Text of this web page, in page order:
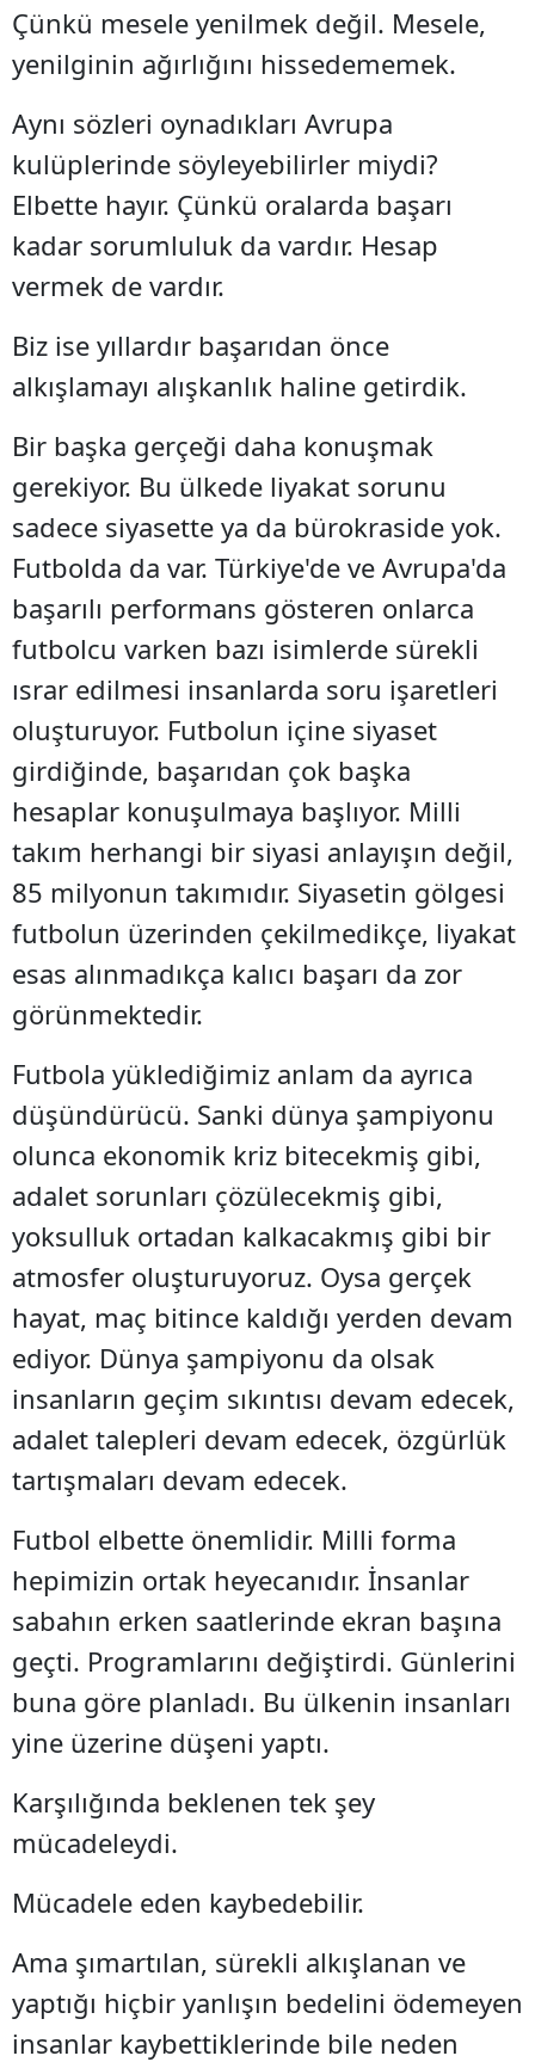
Çünkü mesele yenilmek değil. Mesele,
yenilginin ağırlığını hissedememek.
Aynı sözleri oynadıkları Avrupa
kulüplerinde söyleyebilirler miydi?
Elbette hayır. Çünkü oralarda başarı
kadar sorumluluk da vardır. Hesap
vermek de vardır.
Biz ise yıllardır başarıdan önce
alkışlamayı alışkanlık haline getirdik.
Bir başka gerçeği daha konuşmak
gerekiyor. Bu ülkede liyakat sorunu
sadece siyasette ya da bürokraside yok.
Futbolda da var. Türkiye'de ve Avrupa'da
başarılı performans gösteren onlarca
futbolcu varken bazı isimlerde sürekli
ısrar edilmesi insanlarda soru işaretleri
oluşturuyor. Futbolun içine siyaset
girdiğinde, başarıdan çok başka
hesaplar konuşulmaya başlıyor. Milli
takım herhangi bir siyasi anlayışın değil,
85 milyonun takımıdır. Siyasetin gölgesi
futbolun üzerinden çekilmedikçe, liyakat
esas alınmadıkça kalıcı başarı da zor
görünmektedir.
Futbola yüklediğimiz anlam da ayrıca
düşündürücü. Sanki dünya şampiyonu
olunca ekonomik kriz bitecekmiş gibi,
adalet sorunları çözülecekmiş gibi,
yoksulluk ortadan kalkacakmış gibi bir
atmosfer oluşturuyoruz. Oysa gerçek
hayat, maç bitince kaldığı yerden devam
ediyor. Dünya şampiyonu da olsak
insanların geçim sıkıntısı devam edecek,
adalet talepleri devam edecek, özgürlük
tartışmaları devam edecek.
Futbol elbette önemlidir. Milli forma
hepimizin ortak heyecanıdır. İnsanlar
sabahın erken saatlerinde ekran başına
geçti. Programlarını değiştirdi. Günlerini
buna göre planladı. Bu ülkenin insanları
yine üzerine düşeni yaptı.
Karşılığında beklenen tek şey
mücadeleydi.
Mücadele eden kaybedebilir.
Ama şımartılan, sürekli alkışlanan ve
yaptığı hiçbir yanlışın bedelini ödemeyen
insanlar kaybettiklerinde bile neden